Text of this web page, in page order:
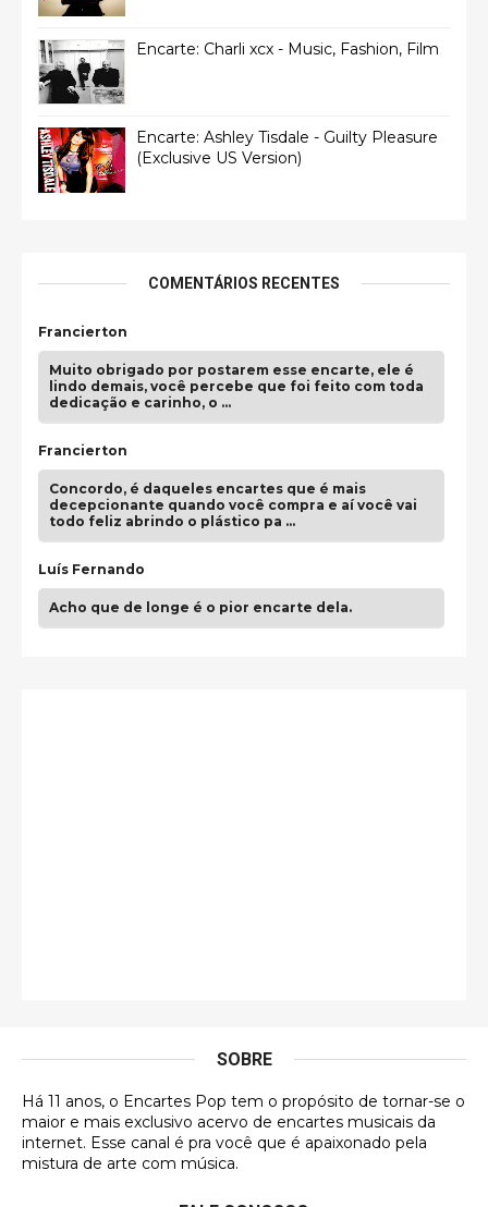
Encarte: Charli xcx - Music, Fashion, Film
Encarte: Ashley Tisdale - Guilty Pleasure
(Exclusive US Version)
COMENTÁRIOS RECENTES
Francierton
Muito obrigado por postarem esse encarte, ele é
lindo demais, você percebe que foi feito com toda
dedicação e carinho, o …
Francierton
Concordo, é daqueles encartes que é mais
decepcionante quando você compra e aí você vai
todo feliz abrindo o plástico pa …
Luís Fernando
Acho que de longe é o pior encarte dela.
DVD MIDINHO
Francierton
SOBRE
Há 11 anos, o Encartes Pop tem o propósito de tornar-se o
maior e mais exclusivo acervo de encartes musicais da
internet. Esse canal é pra você que é apaixonado pela
mistura de arte com música.